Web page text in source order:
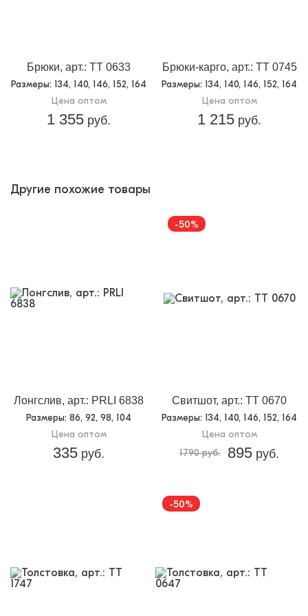
Брюки, арт.: TT 0633
Размеры: 134, 140, 146, 152, 164
Цена оптом
1 355 руб.
Брюки-карго, арт.: TT 0745
Размеры: 134, 140, 146, 152, 164
Цена оптом
1 215 руб.
Другие похожие товары
Лонгслив, арт.: PRLI 6838
Размеры: 86, 92, 98, 104
Цена оптом
335 руб.
-50%
Свитшот, арт.: TT 0670
Размеры: 134, 140, 146, 152, 164
Цена оптом
1790 руб.
895 руб.
-50%